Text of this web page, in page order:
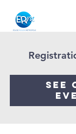
See